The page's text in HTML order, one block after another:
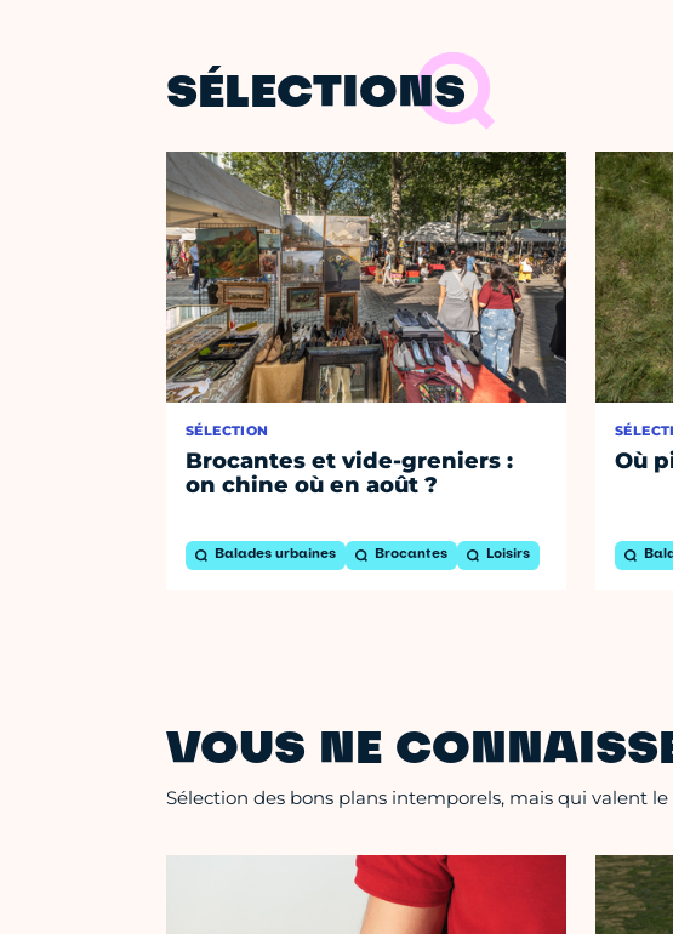
SÉLECTIONS
SÉLECTION
Brocantes et vide-greniers :
on chine où en août ?
Balades urbaines Brocantes Loisirs
Où
VOUS NE
Sélection des bons plans intemporels, mais qui valent